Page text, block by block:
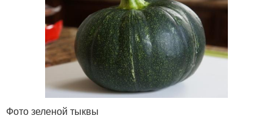
Фото зеленой тыквы